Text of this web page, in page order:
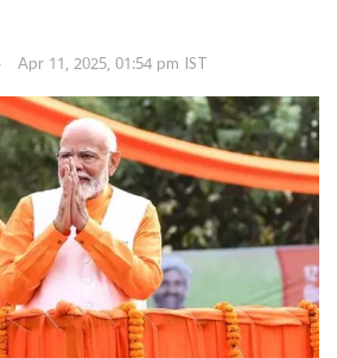
Apr 11, 2025, 01:54 pm IST